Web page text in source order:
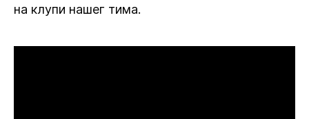
на клупи нашег тима.